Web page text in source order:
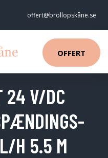
offert@bröllopskåne.se
OFFERT
24 V/DC
H 5.5 M